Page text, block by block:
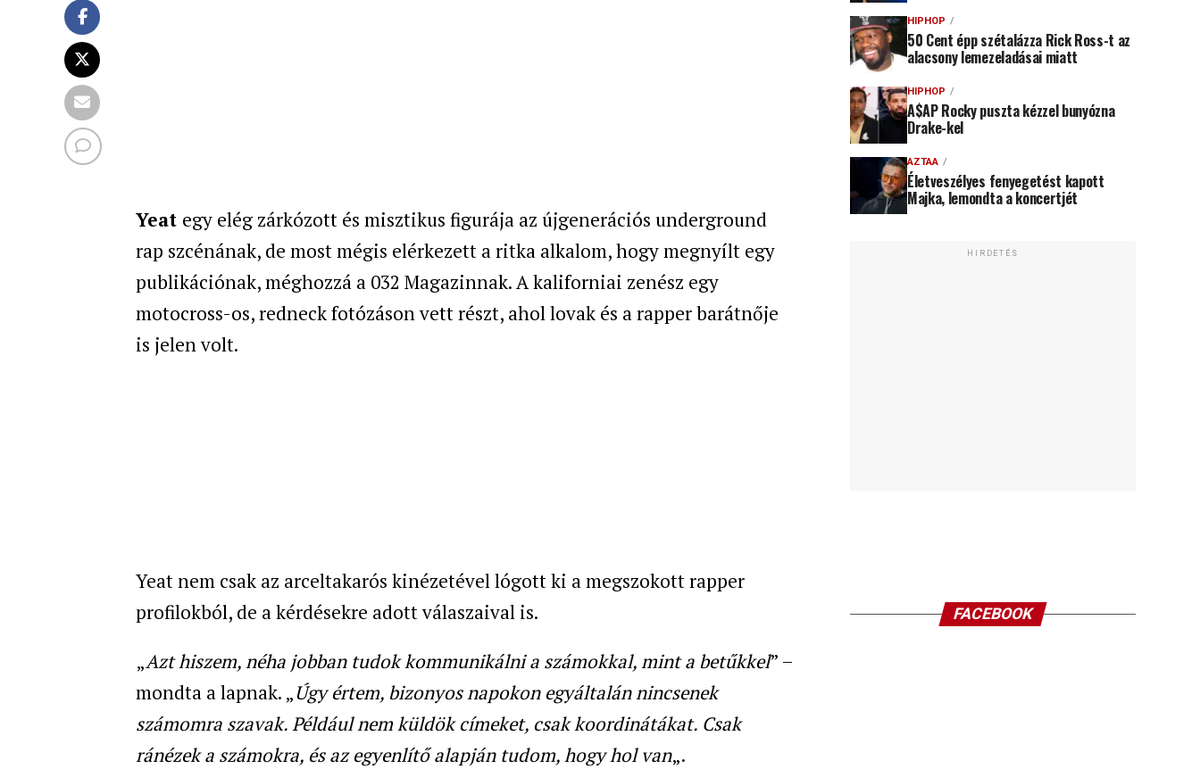
Yeat egy elég zárkózott és misztikus figurája az újgenerációs underground
rap szcénának, de most mégis elérkezett a ritka alkalom, hogy megnyílt egy
publikációnak, méghozzá a 032 Magazinnak. A kaliforniai zenész egy
motocross-os, redneck fotózáson vett részt, ahol lovak és a rapper barátnője
is jelen volt.
Yeat nem csak az arceltakarós kinézetével lógott ki a megszokott rapper
profilokból, de a kérdésekre adott válaszaival is.
„Azt hiszem, néha jobban tudok kommunikálni a számokkal, mint a betűkkel” –
mondta a lapnak. „Úgy értem, bizonyos napokon egyáltalán nincsenek
számomra szavak. Például nem küldök címeket, csak koordinátákat. Csak
ránézek a számokra, és az egyenlítő alapján tudom, hogy hol van„.
HIPHOP
50 Cent épp szétalázza Rick Ross-t az
alacsony lemezeladásai miatt
HIPHOP
A$AP Rocky puszta kézzel bunyózna
Drake-kel
AZTAA
Életveszélyes fenyegetést kapott
Majka, lemondta a koncertjét
HIRDETÉS
FACEBOOK